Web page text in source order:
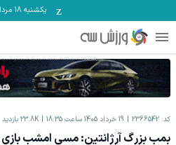
یکشنبه ۱۸ مرداد
کد: 2366542 19 خرداد 1405 ساعت 18:35 23.8K بازدید
بمب بزرگ آرژانتین: مسی امشب